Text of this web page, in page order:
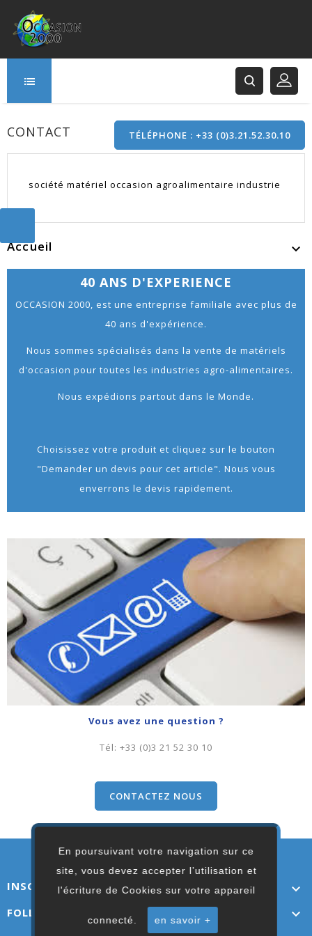
En poursuivant votre navigation sur ce
site, vous devez accepter l’utilisation et
l'écriture de Cookies sur votre appareil
connecté. en savoir +
TÉLÉPHONE : +33 (0)3.21.52.30.10
62120 Saint-Hilaire-Cottes
CONTACT
société matériel occasion agroalimentaire industrie
Accueil

40 ANS D'EXPERIENCE
OCCASION 2000, est une entreprise familiale avec plus de
40 ans d'expérience.
Nous sommes spécialisés dans la vente de matériels
d'occasion pour toutes les industries agro-alimentaires.
Nous expédions partout dans le Monde.
Choisissez votre produit et cliquez sur le bouton
"Demander un devis pour cet article". Nous vous
enverrons le devis rapidement.
Vous avez une question ?
Tél: +33 (0)3 21 52 30 10
CONTACTEZ NOUS
INSCRIVEZ-VOUS ICI 
FOLLOW US 